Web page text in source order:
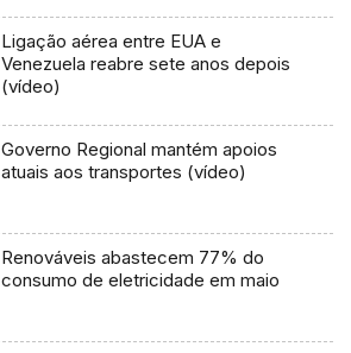
Ligação aérea entre EUA e
Venezuela reabre sete anos depois
(vídeo)
Governo Regional mantém apoios
atuais aos transportes (vídeo)
Renováveis abastecem 77% do
consumo de eletricidade em maio